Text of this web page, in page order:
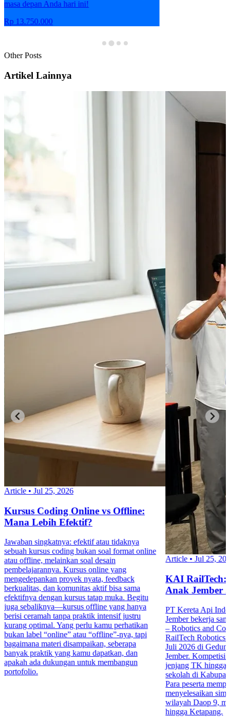
Other Posts
Artikel Lainnya
Article • Jul 25, 2026
Kursus Coding Online vs Offline:
Mana Lebih Efektif?
Jawaban singkatnya: efektif atau tidaknya
sebuah kursus coding bukan soal format online
atau offline, melainkan soal desain
pembelajarannya. Kursus online yang
mengedepankan proyek nyata, feedback
berkualitas, dan komunitas aktif bisa sama
efektifnya dengan kursus tatap muka. Begitu
juga sebaliknya—kursus offline yang hanya
berisi ceramah tanpa praktik intensif justru
kurang optimal. Yang perlu kamu perhatikan
bukan label “online” atau “offline”-nya, tapi
bagaimana materi disampaikan, seberapa
banyak praktik yang kamu dapatkan, dan
apakah ada dukungan untuk membangun
portofolio.
Article • Jul 25,
KAI RailTech:
Anak Jember
PT Kereta Api
Jember bekerja
– Robotics and
RailTech Robotics
Juli 2026 di
Jember. Kompetisi
jenjang TK hingga
sekolah di
Para peserta
menyelesaikan
wilayah Daop 9,
hingga Ketapang.